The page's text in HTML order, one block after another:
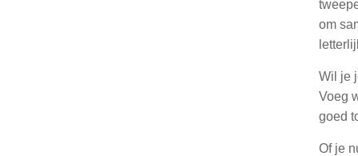
om
Wil je
Voeg
goed
Of je